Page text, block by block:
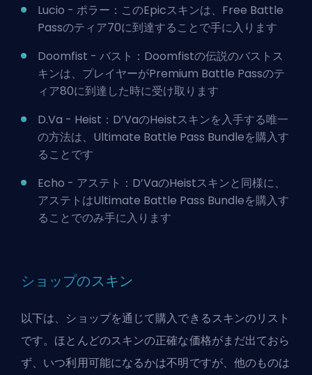
Lucio - ポラー：このEpicスキンは、Free Battle
Passのティア70に到達することで手に入ります
Doomfist - バスト：Doomfistの伝説のバストス
キンは、プレイヤーがPremium Battle Passのテ
ィア80に到達した時に受け取ります
D.Va - Heist：D’VaのHeistスキンを入手する唯一
の方法は、Ultimate Battle Pass Bundleを購入す
ることです
Echo - アステト：D’VaのHeistスキンと同様に、
アステトはUltimate Battle Pass Bundleを購入す
ることでのみ手に入ります
ショップのスキン
以下は、ショップを通じて購入できるスキンのリスト
です。ほとんどのスキンの正確な価格がまだ出ておら
ず、いつ利用可能になるかは不明ですが、他のものは